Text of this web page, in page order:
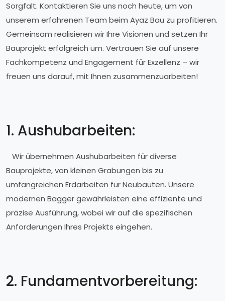
Sorgfalt. Kontaktieren Sie uns noch heute, um von
unserem erfahrenen Team beim Ayaz Bau zu profitieren.
Gemeinsam realisieren wir Ihre Visionen und setzen Ihr
Bauprojekt erfolgreich um. Vertrauen Sie auf unsere
Fachkompetenz und Engagement für Exzellenz – wir
freuen uns darauf, mit Ihnen zusammenzuarbeiten!
1. Aushubarbeiten:
Wir übernehmen Aushubarbeiten für diverse
Bauprojekte, von kleinen Grabungen bis zu
umfangreichen Erdarbeiten für Neubauten. Unsere
modernen Bagger gewährleisten eine effiziente und
präzise Ausführung, wobei wir auf die spezifischen
Anforderungen Ihres Projekts eingehen.
2. Fundamentvorbereitung: